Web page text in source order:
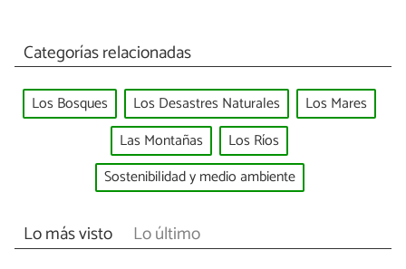
Categorías relacionadas
Los Bosques Los Desastres Naturales
Los Mares
Las Montañas
Los Ríos
Sostenibilidad y medio ambiente
Lo más visto Lo último